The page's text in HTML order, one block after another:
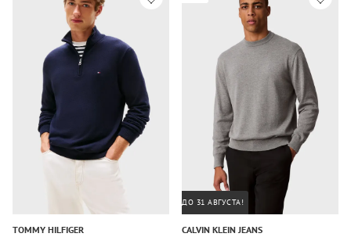
TOMMY HILFIGER
ДО 31 АВГУСТА!
CALVIN KLEIN JEANS